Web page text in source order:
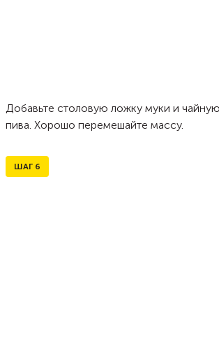
Добавьте столовую ложку муки и
пива. Хорошо перемешайте массу.
ШАГ 6